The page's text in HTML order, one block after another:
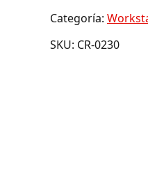
Categoría:
SKU: CR-0230